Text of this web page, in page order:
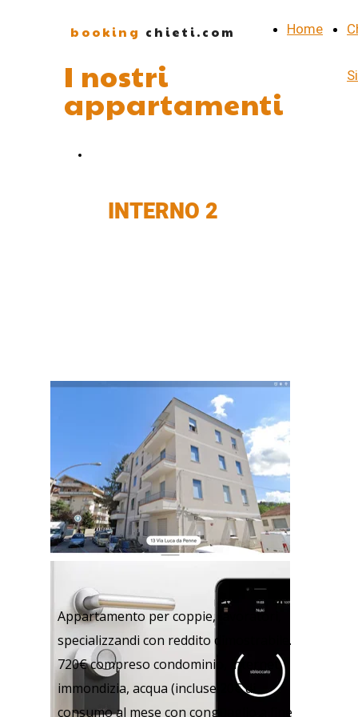
Home
booking chieti.com
I nostri
appartamenti
INTERNO 2
Appartamento per coppie, lavoratori,
specializzandi con reddito dimostrabile.
720€ compreso condominio, internet,
immondizia, acqua (incluse 20€ di
consumo al mese con conguaglio a fine